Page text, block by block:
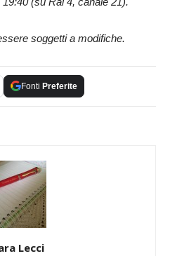
soggetti a modifiche.
Fonti Preferite
Lecci